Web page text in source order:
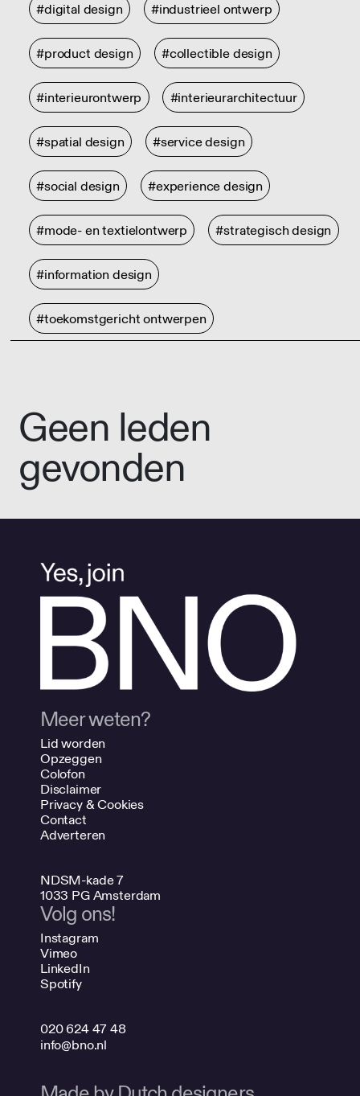
#digital design #industrieel ontwerp
#product design #collectible design
#interieurontwerp #interieurarchitectuur
#spatial design #service design
#social design #experience design
#mode- en textielontwerp #strategisch design
#information design
#toekomstgericht ontwerpen
Geen leden
gevonden
Meer weten?
Lid worden
Opzeggen
Colofon
Disclaimer
Privacy & Cookies
Contact
Adverteren
NDSM-kade 7
1033 PG Amsterdam
Volg ons!
Instagram
Vimeo
LinkedIn
Spotify
020 624 47 48
info@bno.nl